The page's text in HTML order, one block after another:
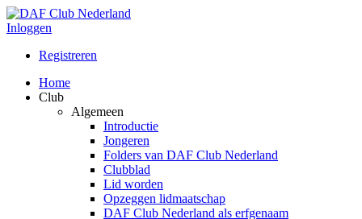
Inloggen
Registreren
Home
Club
Algemeen
Introductie
Jongeren
Folders van DAF Club Nederland
Clubblad
Lid worden
Opzeggen lidmaatschap
DAF Club Nederland als erfgenaam